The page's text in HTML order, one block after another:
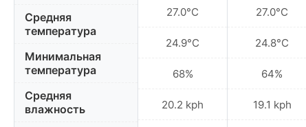
Средняя
температура
Минимальная
температура
Средняя
влажность
27.0°C
24.9°C
68%
20.2 kph
27.0°C
24.8°C
64%
19.1 kph